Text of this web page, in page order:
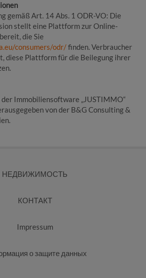
gemäß Art. 14 Abs. 1 ODR-VO: Die
stellt eine Plattform zur Online-
die Sie
consumers/odr/finden. Verbraucher
diese Plattform für die Beilegung ihrer
Immobiliensoftware „JUSTIMMO“
von der B&G Consulting &
НЕДВИЖИМОСТЬ
КОНТАКТ
Impressum
о защите данных